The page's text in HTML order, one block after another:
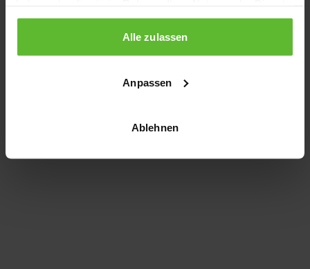
gesammelt haben.
Alle zulassen
Anpassen
Ablehnen